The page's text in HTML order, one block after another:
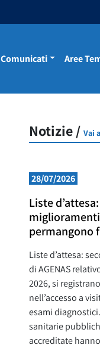
Comunicati Aree
Notizie / Vai
28/07/2026
Liste
permangono
Liste d’attesa:
di AGENAS
2026, si
nell’accesso a
esami
sanitarie
accreditate